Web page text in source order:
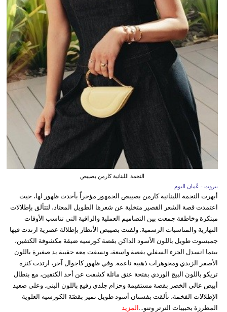
النجمة اللبنانية كارمن بصيبص
بيروت - عُمان اليوم
أبهرت النجمة اللبنانية كارمن بصيبص الجمهور مؤخراً بأحدث ظهور لها، حيث
اعتمدت قصة الشعر القصير متخلية عن شعرها الطويل المعتاد، لتتألق بإطلالات
مبتكرة وخاطفة جمعت بين التصاميم العملية والراقية التي تناسب الأوقات
النهارية والمناسبات الرسمية. ولفتت بصيبص الأنظار بإطلالة عصرية ارتدت فيها
جمبسوت طويل باللون الأسود الداكن بقصة كورسيه ضيقة مكشوفة الكتفين،
بينما انسدل الجزء السفلي بقصة واسعة، ونسقت معه حقيبة يد صغيرة باللون
الأصفر الزبدي ومجوهرات ذهبية ناعمة. وفي ظهور كاجوال آخر، ارتدت كنزة
تريكو باللون البيج الوردي بفتحة عنق مائلة كشفت عن أحد الكتفين، مع بنطال
أبيض عالي الخصر بقصة مستقيمة وحزام جلدي رفيع باللون البني. وعلى صعيد
الإطلالات الفخمة، تألقت بفستان أسود طويل تميز بقصّة الكورسيه العلوية
المطرزة بحبيبات الترتر وتنو... المزيد